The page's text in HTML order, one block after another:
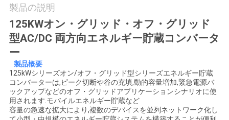
せ
ニ
ュ
ー
ス
製品の説明
125KWオン・グリッド・オフ・グリッド
型AC/DC 両方向エネルギー貯蔵コンバータ
ー
製品概要
125kWシリーズオン/オフ・グリッド型シリーズエネルギー貯蔵
コンバーターは,ピーク切断や谷の充填,動的容量増加,緊急電源バ
ックアップなどのオフ・グリッドアプリケーションシナリオに使
用されます.モバイルエネルギー貯蔵など
容量の急速な拡大により,複数のデバイスを並列ネットワーク化し